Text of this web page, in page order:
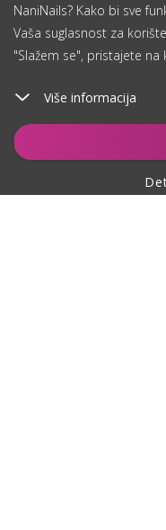
NaniNails? Kako bi sve
Vaša suglasnost za
"Slažem se", pristajete na
Više informacija